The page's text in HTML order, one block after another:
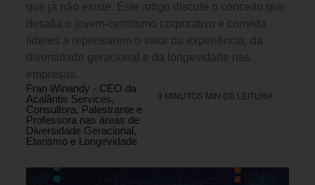
que já não existe. Este artigo discute o conceito que
desafia o jovem-centrismo corporativo e convida
líderes a repensarem o valor da experiência, da
diversidade geracional e da longevidade nas
empresas.
Fran Winandy - CEO da
Acalântis Services,
Consultora, Palestrante e
Professora nas áreas de
Diversidade Geracional,
Etarismo e Longevidade
3 MINUTOS MIN DE LEITURA